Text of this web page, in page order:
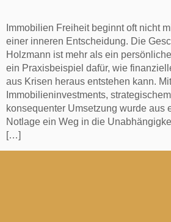
Immobilien Freiheit beginnt oft nicht
einer inneren Entscheidung. Die
Holzmann ist mehr als ein
ein Praxisbeispiel dafür, wie
aus Krisen heraus entstehen kann. Mit
Immobilieninvestments,
konsequenter Umsetzung wurde aus
Notlage ein Weg in die
[…]